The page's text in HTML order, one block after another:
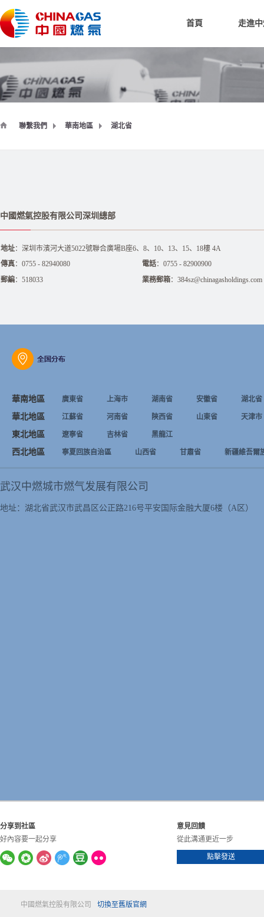
首頁 走進
聯繫我們 華南地區 湖北省
中國燃氣控股有限公司深圳總部
地址：深圳市濱河大道5022號聯合廣場B座6、8、10、13、15、18樓 4A
傳真：0755 - 82940080 電話：0755 - 82900900
郵編：518033 業務郵箱：384sz@chinagasholdings.com
華南地區 廣東省 上海市 湖南省 安徽省 湖北省
華北地區 江蘇省 河南省 陝西省 山東省 天津市
東北地區 遼寧省 吉林省 黑龍江
西北地區 寧夏回族自治區 山西省 甘肅省 新疆維吾爾
武汉中燃城市燃气发展有限公司
地址：湖北省武汉市武昌区公正路216号平安国际金融大厦6楼（A区）
分享到社區
好內容要一起分享
意見回饋
從此溝通更近一步
點擊發送
中國燃氣控股有限公司 切換至舊版官網